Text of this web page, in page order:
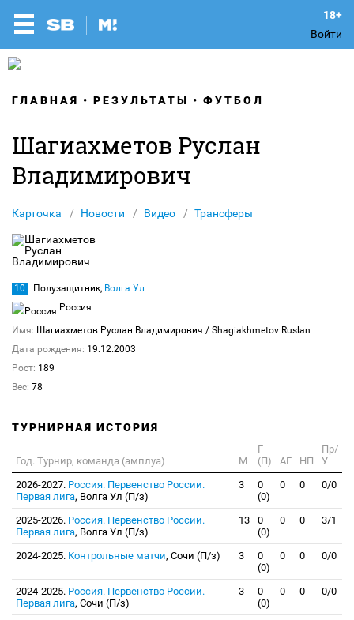
Войти
ГЛАВНАЯ РЕЗУЛЬТАТЫ ФУТБОЛ
Шагиахметов Руслан
Владимирович
Карточка Новости Видео Трансферы
10 Полузащитник, Волга Ул
Россия
Имя: Шагиахметов Руслан Владимирович / Shagiakhmetov Ruslan
Дата рождения: 19.12.2003
Рост: 189
Вес: 78
ТУРНИРНАЯ ИСТОРИЯ
Год. Турнир, команда (амплуа) М
Г
(П)
АГ НП
Пр/
У
2026-2027. Россия. Первенство России.
Первая лига, Волга Ул (П/з)
3
0
(0)
0 0 0/0
2025-2026. Россия. Первенство России.
Первая лига, Волга Ул (П/з)
13
0
(0)
0 0 3/1
2024-2025. Контрольные матчи, Сочи (П/з) 3
0
(0)
0 0 0/0
2024-2025. Россия. Первенство России.
Первая лига, Сочи (П/з)
3
0
(0)
0 0 0/0